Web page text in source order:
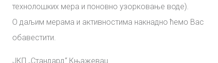
технолошких мера и поновно узорковање воде).
О даљим мерама и активностима накнадно ћемо Вас
обавестити.
ЈКП „Стандард“ Књажевац